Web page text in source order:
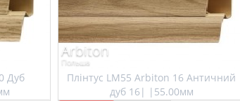
Дуб
Плінтус LM55 Arbiton 16 Античний
дуб 16| |55.00мм
Arbiton
Польша